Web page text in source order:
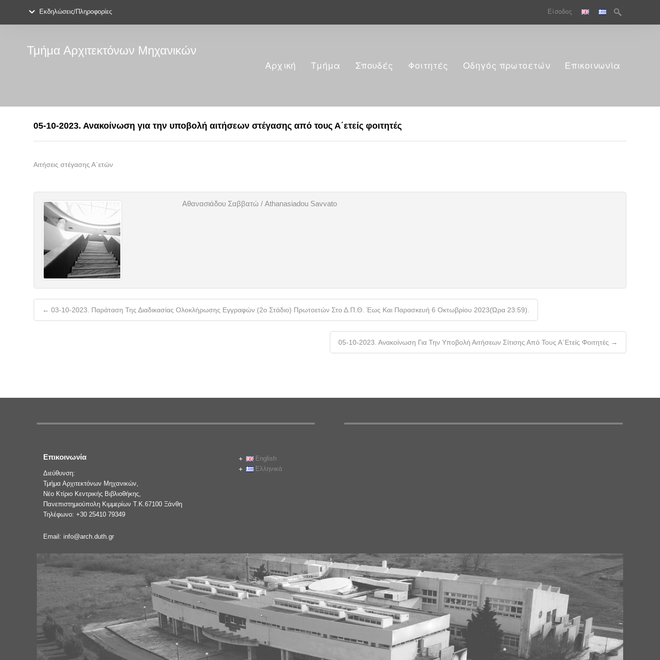
Εκδηλώσεις/Πληροφορίες Είσοδος
Search
for:
Τμήμα Αρχιτεκτόνων Μηχανικών
Αρχική Τμήμα Σπουδές Φοιτητές Οδηγός πρωτοετών Επικοινωνία
05-10-2023. Ανακοίνωση για την υποβολή αιτήσεων στέγασης από τους Α΄ετείς φοιτητές
Αιτήσεις στέγασης Α΄ετών
Αθανασιάδου Σαββατώ / Athanasiadou Savvato
navigation
← 03-10-2023. Παράταση Της Διαδικασίας Ολοκλήρωσης Εγγραφών (2ο Στάδιο) Πρωτοετών Στο Δ.Π.Θ. Έως Και Παρασκευή 6 Οκτωβρίου 2023(ώρα 23:59).
05-10-2023. Ανακοίνωση Για Την Υποβολή Αιτήσεων Σίτισης Από Τους Α΄ετείς Φοιτητές →
Επικοινωνία
Διεύθυνση:
Τμήμα Αρχιτεκτόνων Μηχανικών,
Νέο Κτίριο Κεντρικής Βιβλιοθήκης,
Πανεπιστημιούπολη Κιμμερίων Τ.Κ.67100 Ξάνθη
Τηλέφωνο: +30 25410 79349
Email: info@arch.duth.gr
English
Ελληνικά